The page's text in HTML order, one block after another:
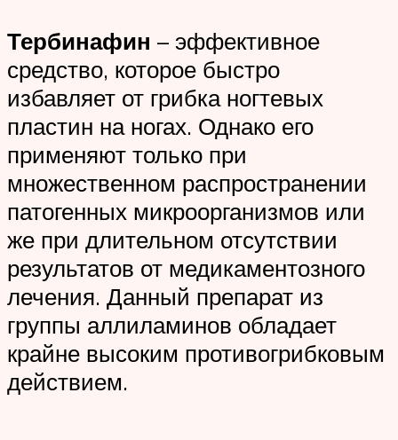
Тербинафин – эффективное
средство, которое быстро
избавляет от грибка ногтевых
пластин на ногах. Однако его
применяют только при
множественном распространении
патогенных микроорганизмов или
же при длительном отсутствии
результатов от медикаментозного
лечения. Данный препарат из
группы аллиламинов обладает
крайне высоким противогрибковым
действием.